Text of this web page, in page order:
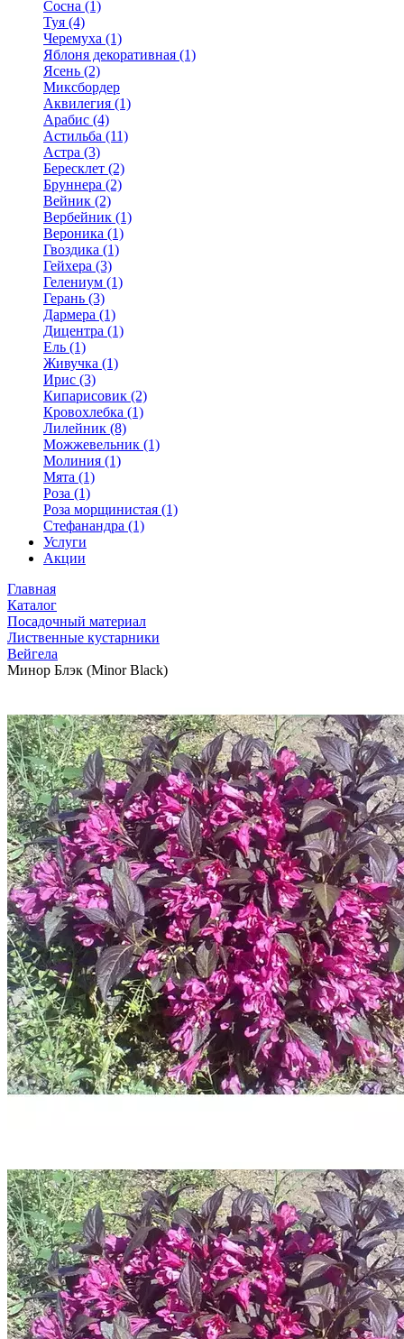
Сосна (1)
Туя (4)
Черемуха (1)
Яблоня декоративная (1)
Ясень (2)
Миксбордер
Аквилегия (1)
Арабис (4)
Астильба (11)
Астра (3)
Бересклет (2)
Бруннера (2)
Вейник (2)
Вербейник (1)
Вероника (1)
Гвоздика (1)
Гейхера (3)
Гелениум (1)
Герань (3)
Дармера (1)
Дицентра (1)
Ель (1)
Живучка (1)
Ирис (3)
Кипарисовик (2)
Кровохлебка (1)
Лилейник (8)
Можжевельник (1)
Молиния (1)
Мята (1)
Роза (1)
Роза морщинистая (1)
Стефанандра (1)
Услуги
Акции
Главная
Каталог
Посадочный материал
Лиственные кустарники
Вейгела
Минор Блэк (Minor Black)